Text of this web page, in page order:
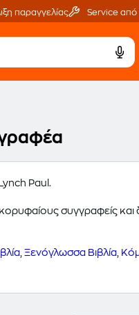
παραγγελίας Service από
Paul.
κορυφαίους συγγραφείς
Ξενόγλωσσα Βιβλία